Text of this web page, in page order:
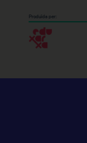
Produïda per: